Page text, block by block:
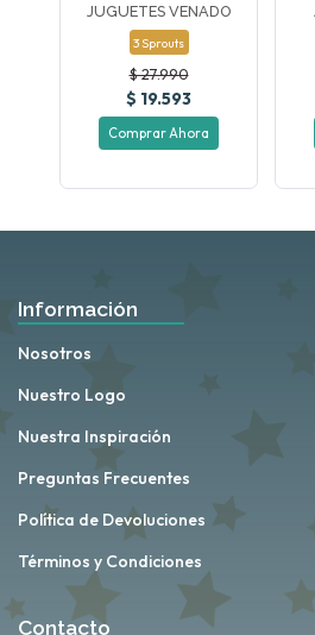
JUGUETES VENADO
3 Sprouts
$ 27.990
$ 19.593
Comprar Ahora
Información
Nosotros
Nuestro Logo
Nuestra Inspiración
Preguntas Frecuentes
Política de Devoluciones
Términos y Condiciones
Contacto